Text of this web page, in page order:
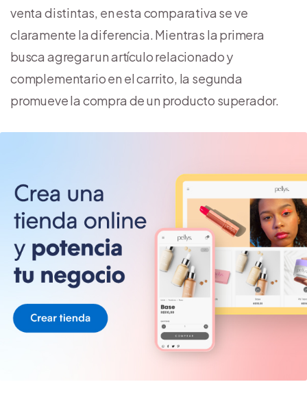
venta distintas, en esta comparativa se ve
claramente la diferencia. Mientras la primera
busca agregar un artículo relacionado y
complementario en el carrito, la segunda
promueve la compra de un producto superador.